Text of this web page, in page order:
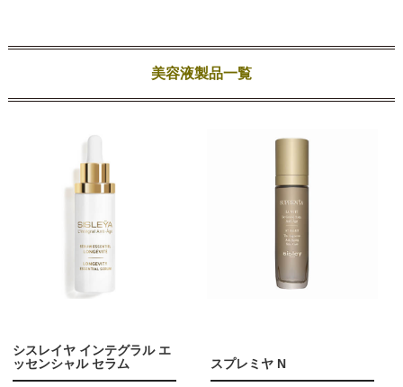
美容液製品一覧
シスレイヤ インテグラル エ
ッセンシャル セラム
スプレミヤ N